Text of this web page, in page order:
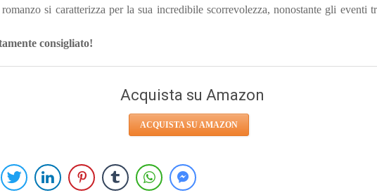
si caratterizza per la sua incredibile scorrevolezza, nonostante gli eventi
consigliato!
Acquista su Amazon
ACQUISTA SU AMAZON